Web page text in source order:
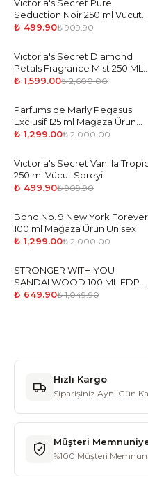
-45%
Victoria's Secret Pure
Seduction Noir 250 ml Vücut
Spreyi
₺ 499.90₺ 909.90
-39%
Victoria's Secret Diamond
Petals Fragrance Mist 250 ML
Vücut Spreyi
₺ 1,599.00₺ 2,600.00
-35%
Parfums de Marly Pegasus
Exclusif 125 ml Mağaza Ürün
Man
₺ 1,299.00₺ 2,000.00
-45%
Victoria's Secret Vanilla Tropic
250 ml Vücut Spreyi
₺ 499.90₺ 909.90
-35 %
Bond No. 9 New York Forever
100 ml Mağaza Ürün Unisex
₺ 1,299.00₺ 2,000.00
-38%
STRONGER WITH YOU
SANDALWOOD 100 ML EDP
Tester Parfüm Erkek
₺ 649.90₺ 1,049.90
Hızlı Kargo
Siparişiniz Aynı Gün
Müşteri
%100 Müşteri